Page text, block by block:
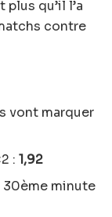
qu’il l’a
contre
vont marquer
:1,92
30ème minute